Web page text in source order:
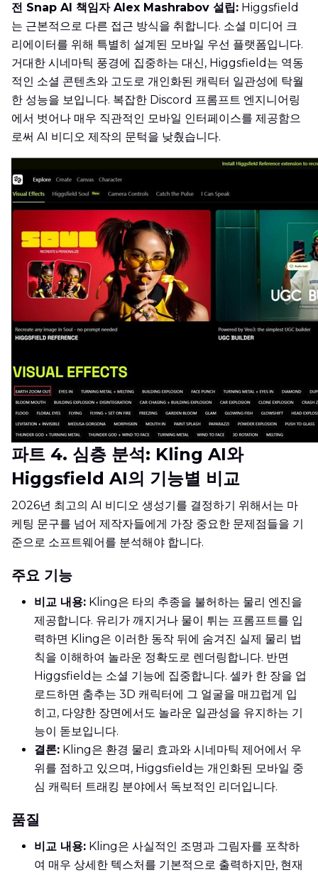
전 Snap AI 책임자 Alex Mashrabov 설립: Higgsfield
는 근본적으로 다른 접근 방식을 취합니다. 소셜 미디어 크
리에이터를 위해 특별히 설계된 모바일 우선 플랫폼입니다.
거대한 시네마틱 풍경에 집중하는 대신, Higgsfield는 역동
적인 소셜 콘텐츠와 고도로 개인화된 캐릭터 일관성에 탁월
한 성능을 보입니다. 복잡한 Discord 프롬프트 엔지니어링
에서 벗어나 매우 직관적인 모바일 인터페이스를 제공함으
로써 AI 비디오 제작의 문턱을 낮췄습니다.
파트 4. 심층 분석: Kling AI와
Higgsfield AI의 기능별 비교
2026년 최고의 AI 비디오 생성기를 결정하기 위해서는 마
케팅 문구를 넘어 제작자들에게 가장 중요한 문제점들을 기
준으로 소프트웨어를 분석해야 합니다.
주요 기능
비교 내용: Kling은 타의 추종을 불허하는 물리 엔진을
제공합니다. 유리가 깨지거나 물이 튀는 프롬프트를 입
력하면 Kling은 이러한 동작 뒤에 숨겨진 실제 물리 법
칙을 이해하여 놀라운 정확도로 렌더링합니다. 반면
Higgsfield는 소셜 기능에 집중합니다. 셀카 한 장을 업
로드하면 춤추는 3D 캐릭터에 그 얼굴을 매끄럽게 입
히고, 다양한 장면에서도 놀라운 일관성을 유지하는 기
능이 돋보입니다.
결론: Kling은 환경 물리 효과와 시네마틱 제어에서 우
위를 점하고 있으며, Higgsfield는 개인화된 모바일 중
심 캐릭터 트래킹 분야에서 독보적인 리더입니다.
품질
비교 내용: Kling은 사실적인 조명과 그림자를 포착하
여 매우 상세한 텍스처를 기본적으로 출력하지만, 현재